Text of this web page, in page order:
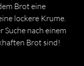
Brot eine
lockere Krume.
Suche nach einem
Brot sind!